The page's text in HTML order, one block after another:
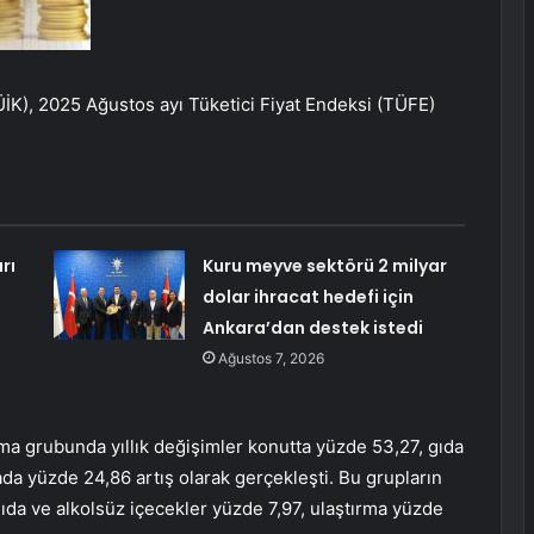
2025 Ağustos ayı Tüketici Fiyat Endeksi (TÜFE)
Kuru meyve sektörü 2 milyar
dolar ihracat hedefi için
Ankara’dan destek istedi
Ağustos 7, 2026
grubunda yıllık değişimler konutta yüzde 53,27, gıda
yüzde 24,86 artış olarak gerçekleşti. Bu grupların
ve alkolsüz içecekler yüzde 7,97, ulaştırma yüzde